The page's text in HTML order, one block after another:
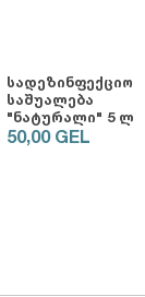
სადეზინფექციო
საშუალება
"ნატურალი" 5 ლ
50,00 GEL